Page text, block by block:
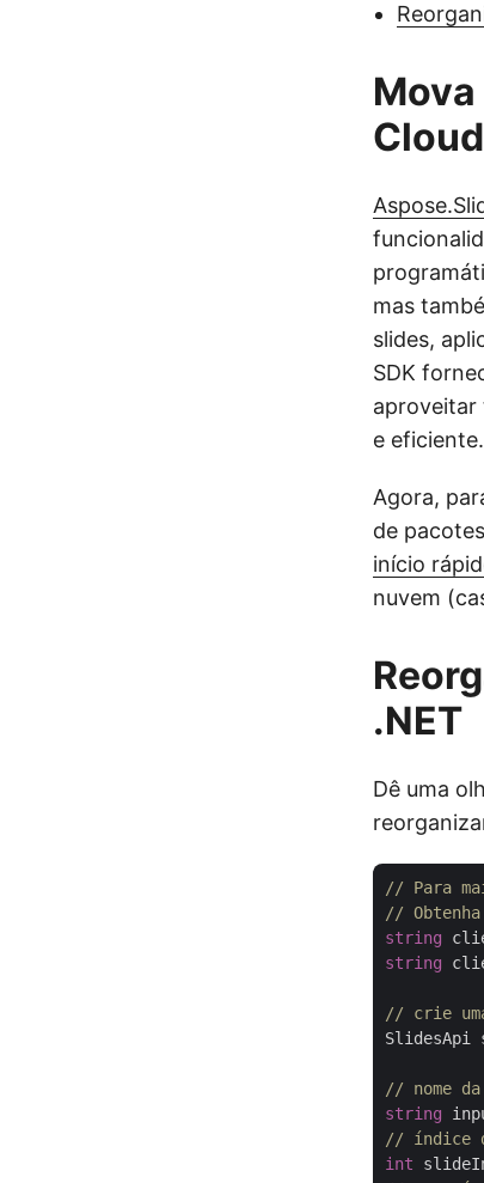
mas
slides,
SDK
aproveitar
e eficiente.
Agora,
de
início
nuvem
.NET
Dê uma
// Para
//
string
string
// crie
SlidesApi
// nome
string
// índice
int